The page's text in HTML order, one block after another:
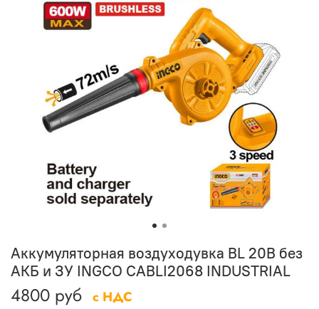
Аккумуляторная воздуходувка BL 20В без
АКБ и ЗУ INGCO CABLI2068 INDUSTRIAL
4800 руб с НДС